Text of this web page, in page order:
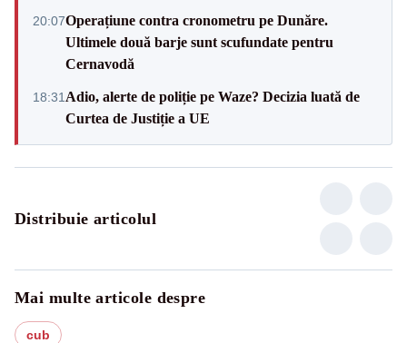
20:07Operațiune contra cronometru pe Dunăre.
Ultimele două barje sunt scufundate pentru
Cernavodă
18:31 Adio, alerte de poliție pe Waze? Decizia luată de
Curtea de Justiție a UE
Distribuie articolul
Mai multe articole despre
cub